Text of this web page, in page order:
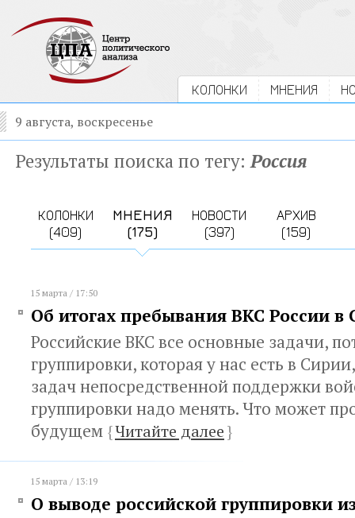
КОЛОНКИ МНЕНИЯ
9 августа, воскресенье
Результаты поиска по тегу:Россия
КОЛОНКИ
(409)
МНЕНИЯ
(175)
НОВОСТИ
(397)
АРХИВ
(159)
15 марта / 17:50
Об итогах пребывания ВКС России в
Российские ВКС все основные задачи,
группировки, которая у нас есть в
задач непосредственной поддержки
группировки надо менять. Что может
будущем {Читайте далее}
15 марта / 13:19
О выводе российской группировки